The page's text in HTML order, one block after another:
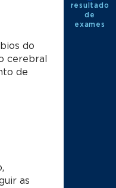
do
cerebral
de
as
resultado
de
exames